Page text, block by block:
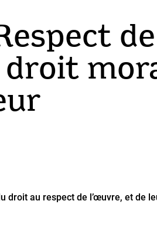
de
droit au respect de l’œuvre, et de